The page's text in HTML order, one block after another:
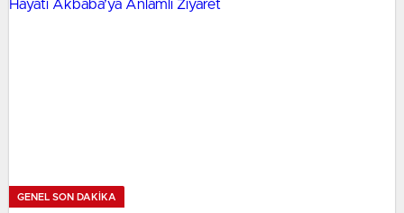
GENEL SON DAKİKA